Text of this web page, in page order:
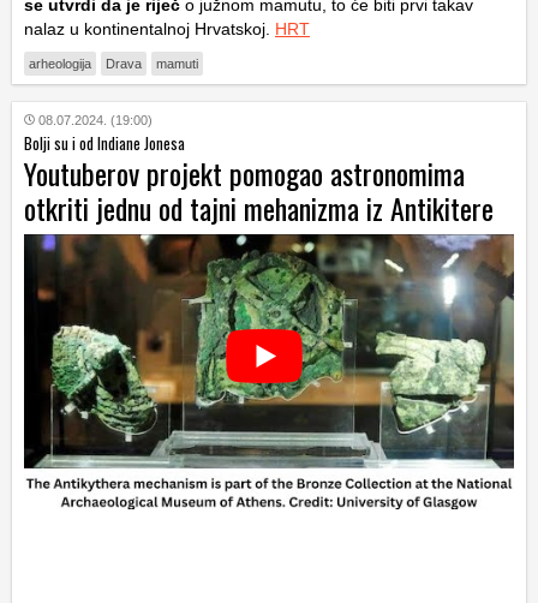
se utvrdi da je riječ o južnom mamutu, to će biti prvi takav
nalaz u kontinentalnoj Hrvatskoj. HRT
arheologija Drava mamuti
08.07.2024. (19:00)
Bolji su i od Indiane Jonesa
Youtuberov projekt pomogao astronomima
otkriti jednu od tajni mehanizma iz Antikitere